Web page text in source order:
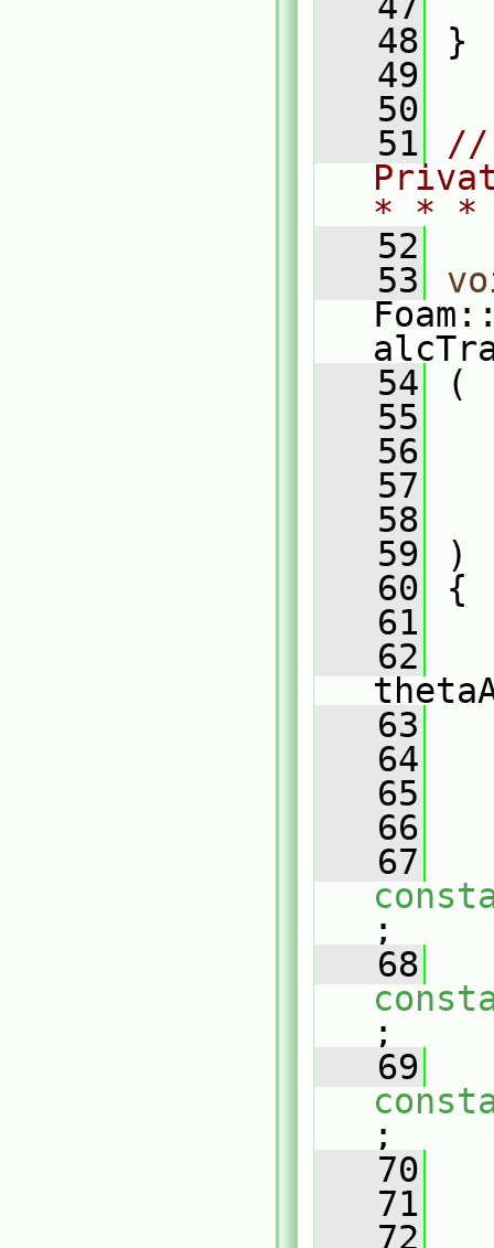
   48
}
   49
   50
   51
//
* *
   52
   53
   54
(
   55
   56
   57
   58
   59
)
   60
{
   61
   62
   63
   64
   65
   66
   67
;
   68
;
   69
;
   70
   71
   72